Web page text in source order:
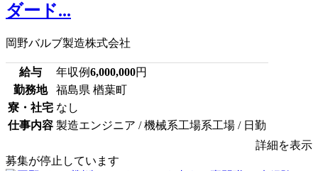
ダード...
岡野バルブ製造株式会社
給与 年収例6,000,000円
勤務地
福島県 楢葉町
寮・社宅 なし
仕事内容 製造エンジニア / 機械系工場系工場 / 日勤
詳細を表示
募集が停止しています